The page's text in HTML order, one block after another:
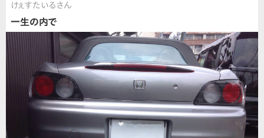
けぇすたいるさん
一生の内で